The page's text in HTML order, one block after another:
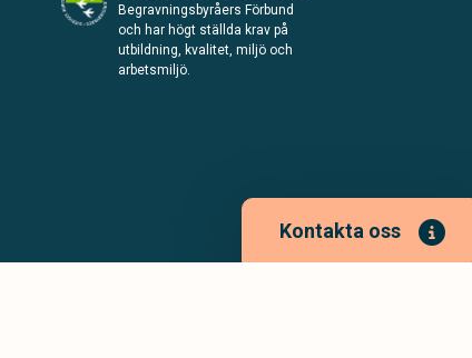
Kontakta oss
Begravningsbyråers Förbund
och har högt ställda krav på
utbildning, kvalitet, miljö och
arbetsmiljö.